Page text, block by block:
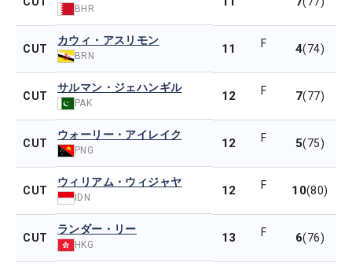
BHR
CUT
カウィ・アスリモン
BRN 11 F 4(74)
CUT
サルマン・ジェハンギル
PAK 12 F 7(77)
CUT
ウォーリー・アイレイク
PNG 12 F 5(75)
CUT
ウィリアム・ウィジャヤ
IDN 12 F 10(80)
CUT
ランダー・リー
HKG 13 F 6(76)